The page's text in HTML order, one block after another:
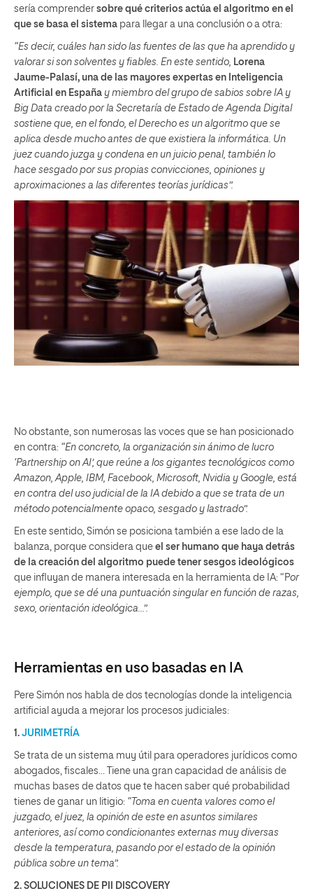
sería comprender sobre qué criterios actúa el algoritmo en el
que se basa el sistema para llegar a una conclusión o a otra:
“Es decir, cuáles han sido las fuentes de las que ha aprendido y
valorar si son solventes y fiables. En este sentido, Lorena
Jaume-Palasí, una de las mayores expertas en Inteligencia
Artificial en España y miembro del grupo de sabios sobre IA y
Big Data creado por la Secretaría de Estado de Agenda Digital
sostiene que, en el fondo, el Derecho es un algoritmo que se
aplica desde mucho antes de que existiera la informática. Un
juez cuando juzga y condena en un juicio penal, también lo
hace sesgado por sus propias convicciones, opiniones y
aproximaciones a las diferentes teorías jurídicas”.
No obstante, son numerosas las voces que se han posicionado
en contra: “En concreto, la organización sin ánimo de lucro
‘Partnership on AI’, que reúne a los gigantes tecnológicos como
Amazon, Apple, IBM, Facebook, Microsoft, Nvidia y Google, está
en contra del uso judicial de la IA debido a que se trata de un
método potencialmente opaco, sesgado y lastrado”.
En este sentido, Simón se posiciona también a ese lado de la
balanza, porque considera que el ser humano que haya detrás
de la creación del algoritmo puede tener sesgos ideológicos
que influyan de manera interesada en la herramienta de IA: “Por
ejemplo, que se dé una puntuación singular en función de razas,
sexo, orientación ideológica…”.
Herramientas en uso basadas en IA
Pere Simón nos habla de dos tecnologías donde la inteligencia
artificial ayuda a mejorar los procesos judiciales:
1. JURIMETRÍA
Se trata de un sistema muy útil para operadores jurídicos como
abogados, fiscales… Tiene una gran capacidad de análisis de
muchas bases de datos que te hacen saber qué probabilidad
tienes de ganar un litigio: “Toma en cuenta valores como el
juzgado, el juez, la opinión de este en asuntos similares
anteriores, así como condicionantes externas muy diversas
desde la temperatura, pasando por el estado de la opinión
pública sobre un tema”.
2. SOLUCIONES DE PII DISCOVERY